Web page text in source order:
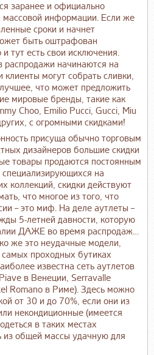
заранее и официально
массовой информации. Если же
сроки и начнет
быть оштрафован
тут есть свои исключения.
распродажи начинаются на
могут собрать сливки,
что может предложить
мировые бренды, такие как
Choo, Emilio Pucci, Gucci, Miu
с огромными скидками!
присуща обычно торговым
дизайнеров большие скидки
товары продаются постоянным
на
коллекций, скидки действуют
что многое из того, что
– это миф. На деле аутлеты –
5-летней давности, которую
ДАЖЕ во время распродаж…
же это неудачные модели,
проходных бутиках
известна сеть аутлетов
в Венеции, Serravalle
Romano в Риме). Здесь можно
от 30 и до 70%, если они из
некондиционные (имеется
в таких местах
из общей массы удачную для